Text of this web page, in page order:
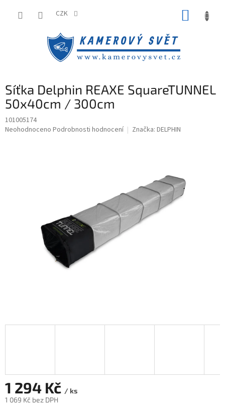
CZK
Síťka Delphin REAXE SquareTUNNEL
50x40cm / 300cm
101005174
Průměrné
Neohodnoceno Podrobnosti hodnocení Značka: DELPHIN
1 294 Kč / ks
1 069 Kč bez DPH